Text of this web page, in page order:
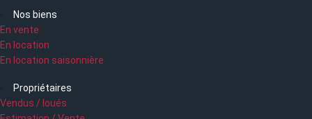
Nos biens
En vente
En location
En location saisonnière
Propriétaires
Vendus / loués